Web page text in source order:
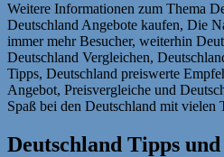
Weitere Informationen zum Thema
Deutschland Angebote kaufen, Die
immer mehr Besucher, weiterhin
Deutschland Vergleichen,
Tipps, Deutschland preiswerte
Angebot, Preisvergleiche und
Spaß bei den Deutschland mit vielen
Deutschland Tipps